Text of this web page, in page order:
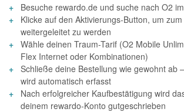
tink
heine
Ankerkraut
ABOUT YOU
Alle Shops anzeigen
Besuche rewardo.de und suche nach O2
Klicke auf den Aktivierungs-Button, um
weitergeleitet zu werden
Wähle deinen Traum-Tarif (O2 Mobile
Flex Internet oder Kombinationen)
Schließe deine Bestellung wie gewohnt ab
wird automatisch erfasst
Nach erfolgreicher Kaufbestätigung wird
deinem rewardo-Konto gutgeschrieben